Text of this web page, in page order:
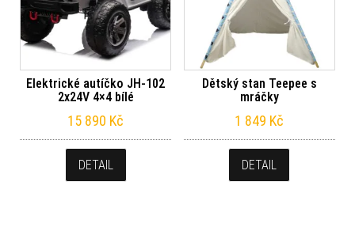
Elektrické autíčko JH-102
2x24V 4×4 bílé
15 890 Kč
DETAIL
Dětský stan Teepee s
mráčky
1 849 Kč
DETAIL